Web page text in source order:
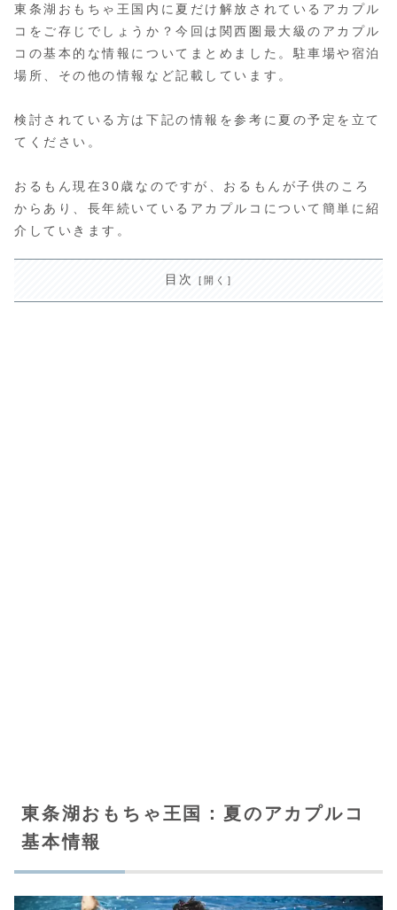
東条湖おもちゃ王国内に夏だけ解放されているアカプル
コをご存じでしょうか？今回は関西圏最大級のアカプル
コの基本的な情報についてまとめました。駐車場や宿泊
場所、その他の情報など記載しています。
検討されている方は下記の情報を参考に夏の予定を立て
てください。
おるもん現在30歳なのですが、おるもんが子供のころ
からあり、長年続いているアカプルコについて簡単に紹
介していきます。
目次
東条湖おもちゃ王国：夏のアカプルコ
基本情報